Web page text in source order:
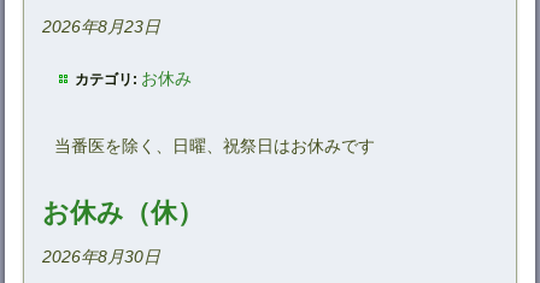
2026年8月23日
カテゴリ: お休み
当番医を除く、日曜、祝祭日はお休みです
お休み（休）
2026年8月30日